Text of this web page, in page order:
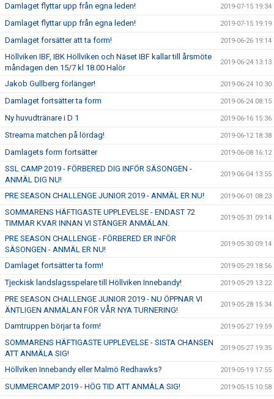
Damlaget flyttar upp från egna leden! 2019-07-15 19:34
Damlaget flyttar upp från egna leden! 2019-07-15 19:19
Damlaget forsätter att ta form! 2019-06-26 19:14
Höllviken IBF, IBK Höllviken och Näset IBF kallar till årsmöte
måndagen den 15/7 kl 18.00 Halör
2019-06-24 13:13
Jakob Gullberg förlänger! 2019-06-24 10:30
Damlaget fortsätter ta form 2019-06-24 08:15
Ny huvudtränare i D 1 2019-06-16 15:36
Streama matchen på lördag! 2019-06-12 18:38
Damlagets form fortsätter 2019-06-08 16:12
SSL CAMP 2019 - FÖRBERED DIG INFÖR SÄSONGEN -
ANMÄL DIG NU!
2019-06-04 13:55
PRE SEASON CHALLENGE JUNIOR 2019 - ANMÄL ER NU! 2019-06-01 08:23
SOMMARENS HÄFTIGASTE UPPLEVELSE - ENDAST 72
TIMMAR KVAR INNAN VI STÄNGER ANMÄLAN.
2019-05-31 09:14
PRE SEASON CHALLENGE - FÖRBERED ER INFÖR
SÄSONGEN - ANMÄL ER NU!
2019-05-30 09:14
Damlaget fortsätter ta form! 2019-05-29 18:56
Tjeckisk landslagsspelare till Höllviken Innebandy! 2019-05-29 13:22
PRE SEASON CHALLENGE JUNIOR 2019 - NU ÖPPNAR VI
ÄNTLIGEN ANMÄLAN FÖR VÅR NYA TURNERING!
2019-05-28 15:34
Damtruppen börjar ta form! 2019-05-27 19:59
SOMMARENS HÄFTIGASTE UPPLEVELSE - SISTA CHANSEN
ATT ANMÄLA SIG!
2019-05-27 19:35
Höllviken Innebandy eller Malmö Redhawks? 2019-05-19 17:55
SUMMERCAMP 2019 - HÖG TID ATT ANMÄLA SIG! 2019-05-15 10:58